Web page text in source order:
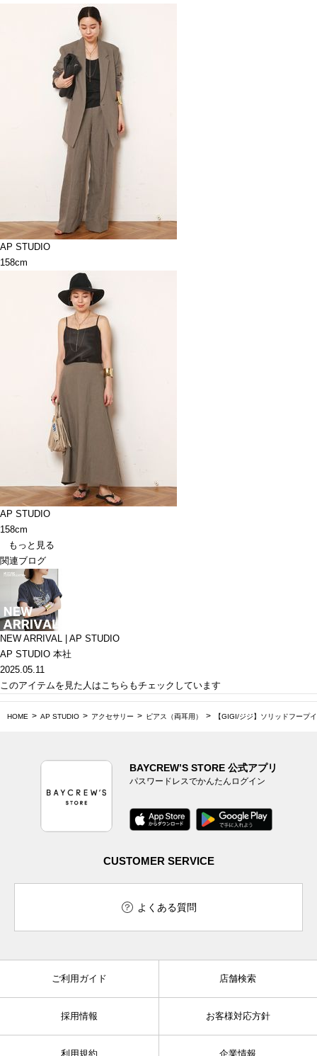
AP STUDIO
158cm
AP STUDIO
158cm
もっと見る
関連ブログ
NEW ARRIVAL | AP STUDIO
AP STUDIO 本社
2025.05.11
このアイテムを見た人はこちらもチェックしています
HOME AP STUDIO アクセサリー ピアス（両耳用） 【GIGI/ジジ】ソリッドフープ
BAYCREW’S STORE 公式アプリ
パスワードレスでかんたんログイン
CUSTOMER SERVICE
よくある質問
ご利用ガイド 店舗検索
採用情報 お客様対応方針
利用規約 企業情報